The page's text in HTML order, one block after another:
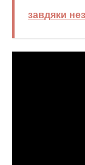
завдяки